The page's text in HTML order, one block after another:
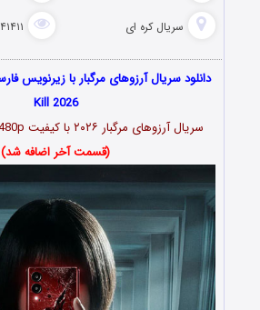
سریال کره ای ۴۱۴۱۱ بازدید
Kill 2026
سریال آرزوهای مرگبار ۲۰۲۶با کیفیت 1080p & 720p & 480p
(قسمت آخر اضافه شد)